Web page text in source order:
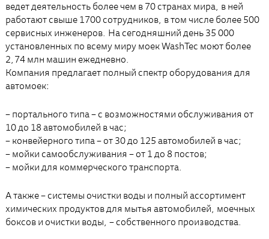
ведет деятельность более чем в 70 странах мира, в ней
работают свыше 1700 сотрудников, в том числе более 500
сервисных инженеров. На сегодняшний день 35 000
установленных по всему миру моек WashTec моют более
2,74 млн машин ежедневно.
Компания предлагает полный спектр оборудования для
автомоек:
– портального типа – с возможностями обслуживания от
10 до 18 автомобилей в час;
– конвейерного типа – от 30 до 125 автомобилей в час;
– мойки самообслуживания – от 1 до 8 постов;
– мойки для коммерческого транспорта.
А также – системы очистки воды и полный ассортимент
химических продуктов для мытья автомобилей, моечных
боксов и очистки воды, – собственного производства.